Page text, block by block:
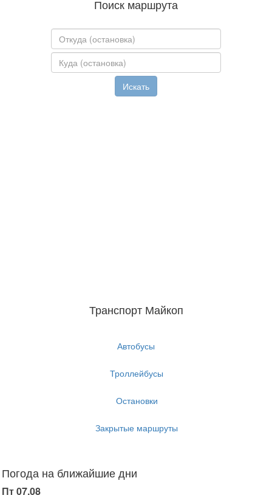
Поиск маршрута
Транспорт Майкоп
Автобусы
Троллейбусы
Остановки
Закрытые маршруты
Погода на ближайшие дни
Пт 07.08